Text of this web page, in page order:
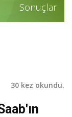
Sonuçlar
30 kez okundu.